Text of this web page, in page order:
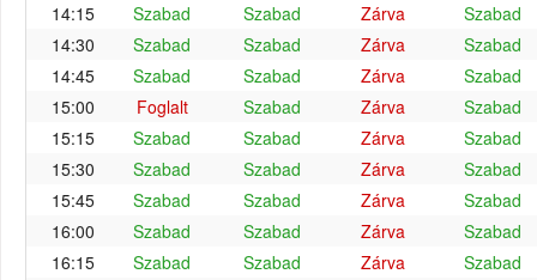
14:15
Szabad Szabad Zárva
Szabad
14:30
Szabad Szabad Zárva
Szabad
14:45
Szabad Szabad Zárva
Szabad
15:00
Foglalt Szabad Zárva
Szabad
15:15
Szabad Szabad Zárva
Szabad
15:30
Szabad Szabad Zárva
Szabad
15:45
Szabad Szabad Zárva
Szabad
16:00
Szabad Szabad Zárva
Szabad
16:15
Szabad Szabad Zárva Szabad